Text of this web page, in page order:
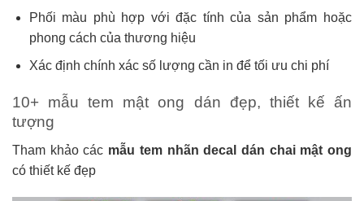
Phối màu phù hợp với đặc tính của sản phẩm hoặc
phong cách của thương hiệu
Xác định chính xác số lượng cần in để tối ưu chi phí
10+ mẫu tem mật ong dán đẹp, thiết kế ấn
tượng
Tham khảo các mẫu tem nhãn decal dán chai mật ong
có thiết kế đẹp